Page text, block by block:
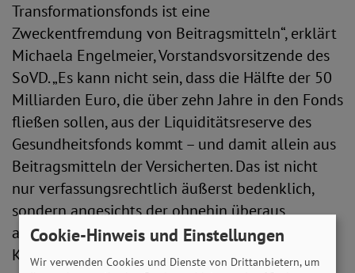
Transformationsfonds ist eine
Zweckentfremdung von Beitragsmitteln“, erklärt
Michaela Engelmeier, Vorstandsvorsitzende des
SoVD. „Es kann nicht sein, dass die Hälfte der 50
Milliarden Euro, die über zehn Jahre in den Fonds
fließen sollen, aus der Liquiditätsreserve des
Gesundheitsfonds kommt – und damit allein aus
Beitragsmitteln der Versicherten. Das ist nicht
nur verfassungsrechtlich äußerst bedenklich,
sondern angesichts der ohnehin überaus
angespannten Finanzlage in der gesetzlichen
Krankenversicherung schlichtweg
Cookie-Hinweis und Einstellungen
Wir verwenden Cookies und Dienste von Drittanbietern, um